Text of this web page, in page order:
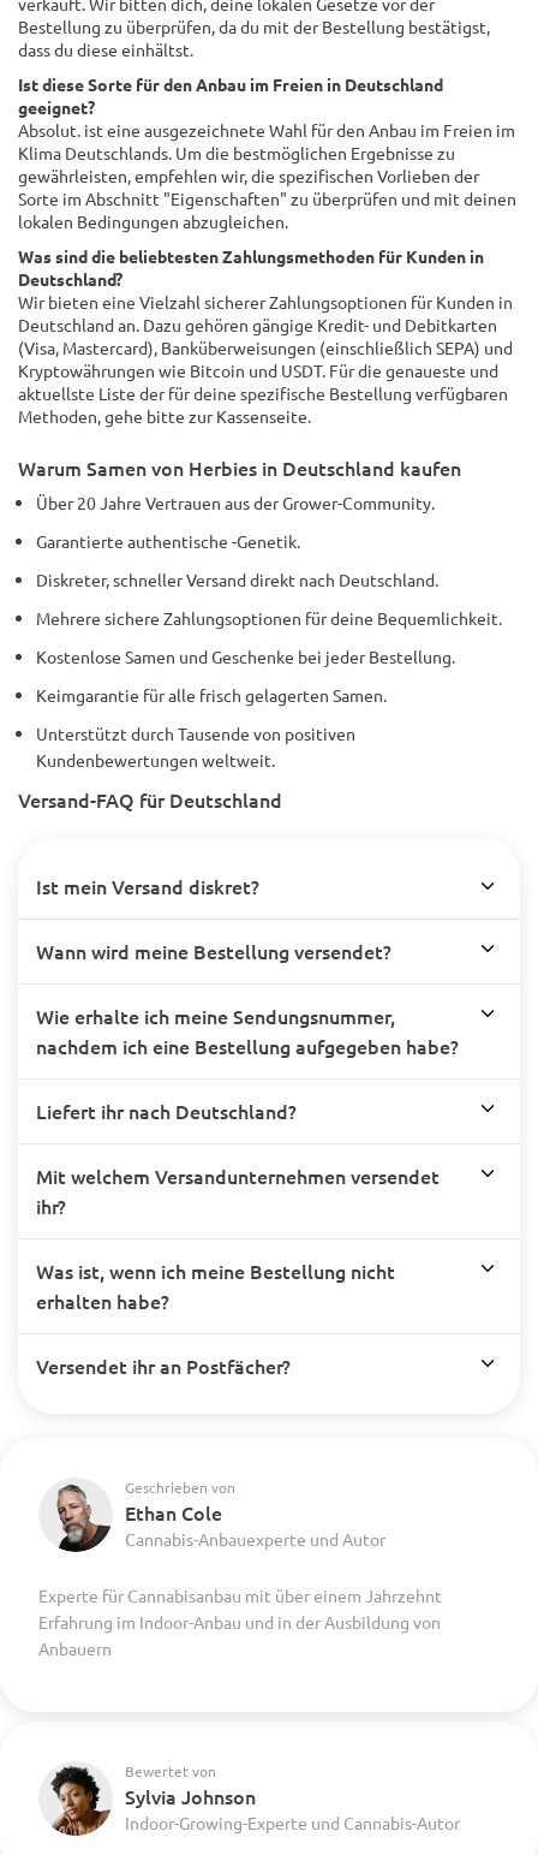
Bestellung zu überprüfen, da du mit der Bestellung bestätigst,
dass du diese einhältst.
Ist diese Sorte für den Anbau im Freien in Deutschland
geeignet?
Absolut. ist eine ausgezeichnete Wahl für den Anbau im Freien im
Klima Deutschlands. Um die bestmöglichen Ergebnisse zu
gewährleisten, empfehlen wir, die spezifischen Vorlieben der
Sorte im Abschnitt "Eigenschaften" zu überprüfen und mit deinen
lokalen Bedingungen abzugleichen.
Was sind die beliebtesten Zahlungsmethoden für Kunden in
Deutschland?
Wir bieten eine Vielzahl sicherer Zahlungsoptionen für Kunden in
Deutschland an. Dazu gehören gängige Kredit- und Debitkarten
(Visa, Mastercard), Banküberweisungen (einschließlich SEPA) und
Kryptowährungen wie Bitcoin und USDT. Für die genaueste und
aktuellste Liste der für deine spezifische Bestellung verfügbaren
Methoden, gehe bitte zur Kassenseite.
Warum Samen von Herbies in Deutschland kaufen
Über 20 Jahre Vertrauen aus der Grower-Community.
Garantierte authentische -Genetik.
Diskreter, schneller Versand direkt nach Deutschland.
Mehrere sichere Zahlungsoptionen für deine Bequemlichkeit.
Kostenlose Samen und Geschenke bei jeder Bestellung.
Keimgarantie für alle frisch gelagerten Samen.
Unterstützt durch Tausende von positiven
Kundenbewertungen weltweit.
Versand-FAQ für Deutschland
Ist mein Versand diskret?
Wann wird meine Bestellung versendet?
Wie erhalte ich meine Sendungsnummer,
nachdem ich eine Bestellung aufgegeben habe?
Liefert ihr nach Deutschland?
Mit welchem Versandunternehmen versendet
ihr?
Was ist, wenn ich meine Bestellung nicht
erhalten habe?
Versendet ihr an Postfächer?
Geschrieben von
Ethan Cole
Cannabis-Anbauexperte und Autor
Experte für Cannabisanbau mit über einem Jahrzehnt
Erfahrung im Indoor-Anbau und in der Ausbildung von
Anbauern
Bewertet von
Sylvia Johnson
Indoor-Growing-Experte und Cannabis-Autor